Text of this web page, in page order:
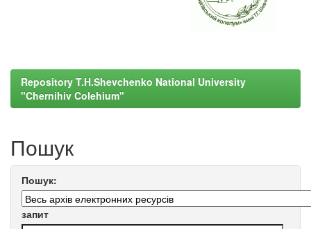
Repository T.H.Shevchenko National University
"Chernihiv Colehium"
Пошук
Пошук:
запит